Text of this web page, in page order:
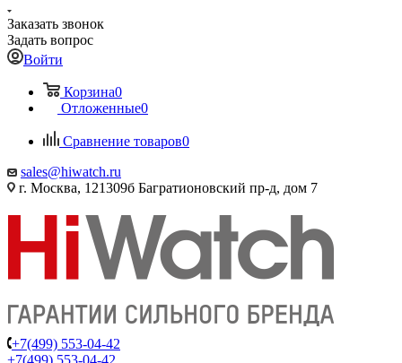
Заказать звонок
Задать вопрос
Войти
Корзина0
Отложенные0
Сравнение товаров0
sales@hiwatch.ru
г. Москва, 121309б Багратионовский пр-д, дом 7
+7(499) 553-04-42
+7(499) 553-04-42